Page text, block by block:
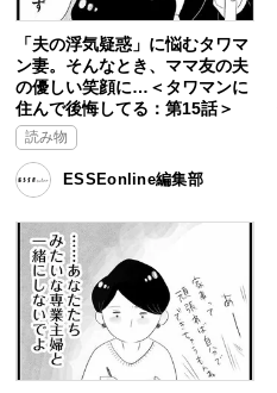
「夫の浮気疑惑」に悩むタワマ
ン妻。そんなとき、ママ友の夫
の優しい笑顔に…＜タワマンに
住んで後悔してる：第15話＞
読み物
ESSEonline編集部